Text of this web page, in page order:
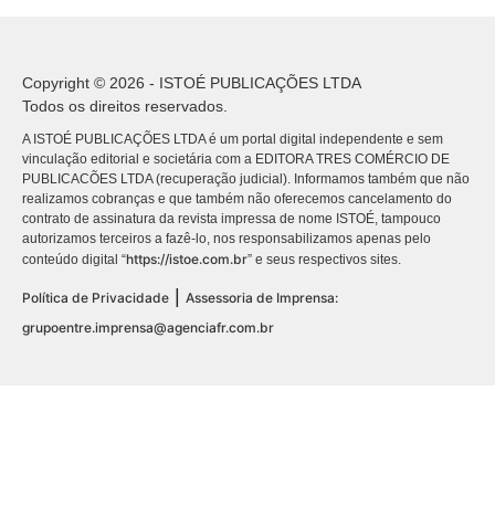
Copyright © 2026 - ISTOÉ PUBLICAÇÕES LTDA
Todos os direitos reservados.
A ISTOÉ PUBLICAÇÕES LTDA é um portal digital independente e sem
vinculação editorial e societária com a EDITORA TRES COMÉRCIO DE
PUBLICACÕES LTDA (recuperação judicial). Informamos também que não
realizamos cobranças e que também não oferecemos cancelamento do
contrato de assinatura da revista impressa de nome ISTOÉ, tampouco
autorizamos terceiros a fazê-lo, nos responsabilizamos apenas pelo
conteúdo digital “https://istoe.com.br” e seus respectivos sites.
Política de Privacidade
Assessoria de Imprensa:
grupoentre.imprensa@agenciafr.com.br